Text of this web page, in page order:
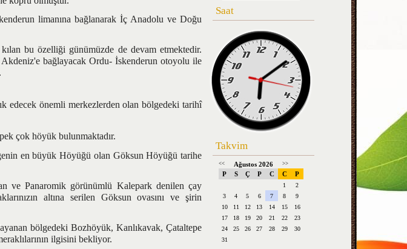
limanına bağlanarak İç Anadolu ve Doğu
bu özelliği günümüzde de devam etmektedir.
Akdeniz'e bağlayacak Ordu- İskenderun otoyolu ile
edecek önemli merkezlerden olan bölgedeki tarihî
çok höyük bulunmaktadır.
en büyük Höyüğü olan Göksun Höyüğü tarihe
Panaromik görünümlü Kalepark denilen çay
altına serilen Göksun ovasını ve şirin
bölgedeki Bozhöyük, Kanlıkavak, Çataltepe
ilgisini bekliyor.
Saat
Takvim
<< Ağustos 2026 >>
P S Ç P C C P
1
2
3
4 5 6 7 8
9
10
11 12 13 14 15
16
17
18 19 20 21 22
23
24
25 26 27 28 29
30
31